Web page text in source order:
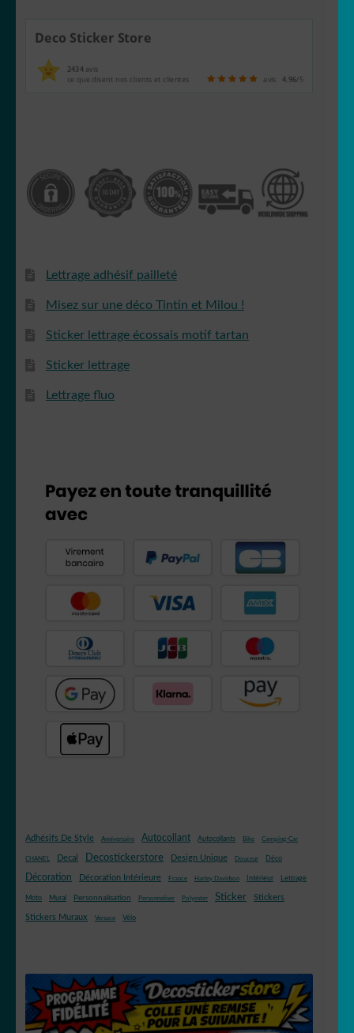
Deco Sticker Store
2434avis
ce que disent nos clients et clientes avis 4.96/5
Lettrage adhésif pailleté
Misez sur une déco Tintin et Milou !
Sticker lettrage écossais motif tartan
Sticker lettrage
Lettrage fluo
Adhésifs De Style Anniversaire Autocollant Autocollants Bike Camping-Car
CHANEL Decal Decostickerstore Design Unique Douceur Déco
Décoration Décoration Intérieure France Harley Davidson Intérieur Lettrage
Moto Mural Personnalisation Personnaliser Polyester Sticker Stickers
Stickers Muraux Versace Vélo